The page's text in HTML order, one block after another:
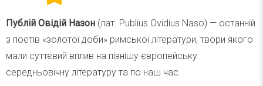
Публій Овідій Назон (лат. Publius Ovidius Naso) — останній
з поетів «золотої доби» римської літератури, твори якого
мали суттєвий вплив на пізнішу європейську
середньовічну літературу та по наш час.